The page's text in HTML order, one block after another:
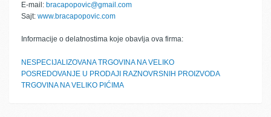
E-mail: bracapopovic@gmail.com
Sajt: www.bracapopovic.com
Informacije o delatnostima koje obavlja ova firma:
NESPECIJALIZOVANA TRGOVINA NA VELIKO
POSREDOVANJE U PRODAJI RAZNOVRSNIH PROIZVODA
TRGOVINA NA VELIKO PIĆIMA